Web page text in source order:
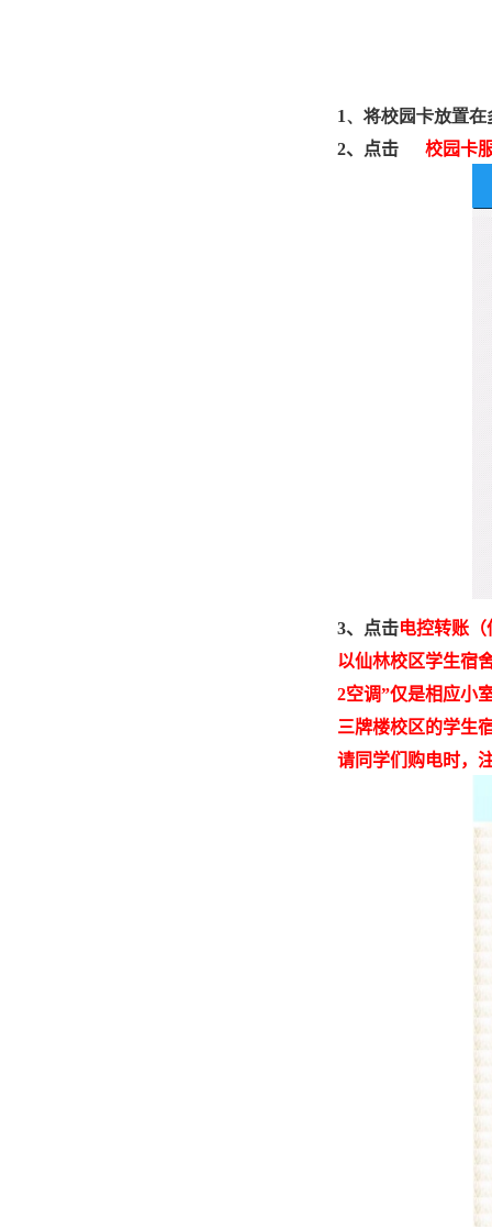
1、将校园卡放置
2、点击 校园
3、点击电控转账
以仙林校区学生宿
2空调”仅是相应小
三牌楼校区的学生
请同学们购电时，